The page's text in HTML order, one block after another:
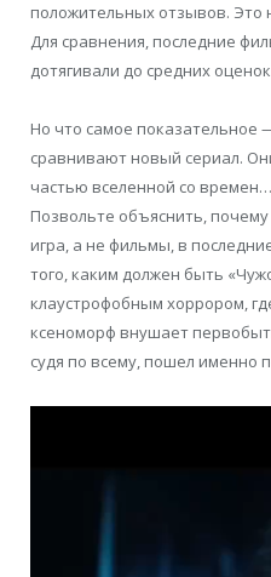
положительных отзывов. Это
Для сравнения, последние
дотягивали до средних
Но что самое показательное
сравнивают новый сериал.
частью вселенной со времен…
Позвольте объяснить,
игра, а не фильмы, в
того, каким должен быть
клаустрофобным хоррором,
ксеноморф внушает
судя по всему, пошел именно